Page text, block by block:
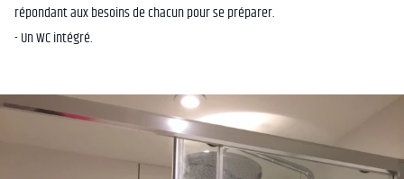
répondant aux besoins de chacun pour se préparer.
- Un WC intégré.